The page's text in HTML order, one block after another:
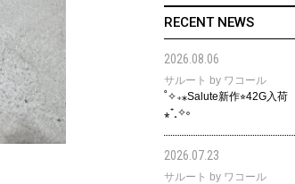
RECENT NEWS
2026.08.06
サルート by ワコール
˚✧₊⁎Salute新作⭐︎42G入荷
⁎⁺˳✧༚
2026.07.23
サルート by ワコール